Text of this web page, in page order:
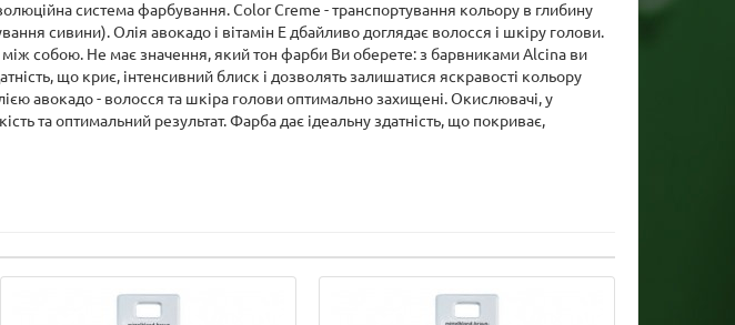
система фарбування. Color Creme - транспортування кольору в глибину
сивини). Олія авокадо і вітамін Е дбайливо доглядає волосся і шкіру голови.
собою. Не має значення, який тон фарби Ви оберете: з барвниками Alcina ви
що криє, інтенсивний блиск і дозволять залишатися яскравості кольору
авокадо - волосся та шкіра голови оптимально захищені. Окислювачі, у
та оптимальний результат. Фарба дає ідеальну здатність, що покриває,